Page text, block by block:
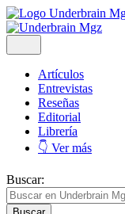
Artículos
Entrevistas
Reseñas
Editorial
Librería
👇 Ver más
Buscar: